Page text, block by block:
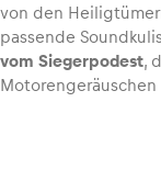
Business
von den
passende
vom Siegerpodest,